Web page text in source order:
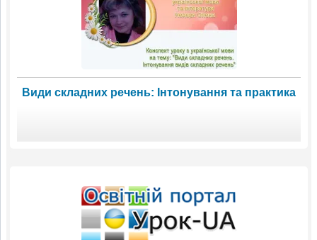
Види складних речень: Інтонування та практика